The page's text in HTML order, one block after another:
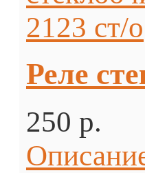
Реле
250 p.